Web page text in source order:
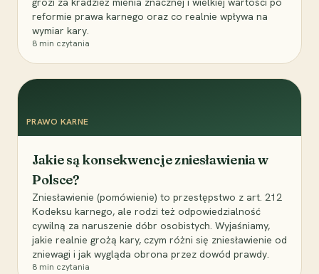
reformie prawa karnego oraz co realnie wpływa na
wymiar kary.
8 min czytania
PRAWO KARNE
Jakie są konsekwencje zniesławienia w
Polsce?
Zniesławienie (pomówienie) to przestępstwo z art. 212
Kodeksu karnego, ale rodzi też odpowiedzialność
cywilną za naruszenie dóbr osobistych. Wyjaśniamy,
jakie realnie grożą kary, czym różni się zniesławienie od
zniewagi i jak wygląda obrona przez dowód prawdy.
8 min czytania